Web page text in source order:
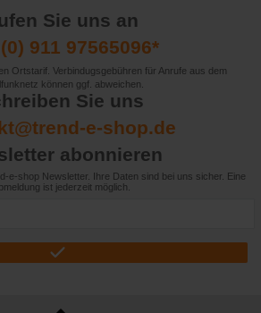
Sie uns an
911 97565096*
Ortstarif. Verbindugsgebühren für Anrufe aus dem
können ggf. abweichen.
Sie uns
e-shop.de
abonnieren
e-shop Newsletter. Ihre Daten sind bei uns sicher. Eine
ist jederzeit möglich.